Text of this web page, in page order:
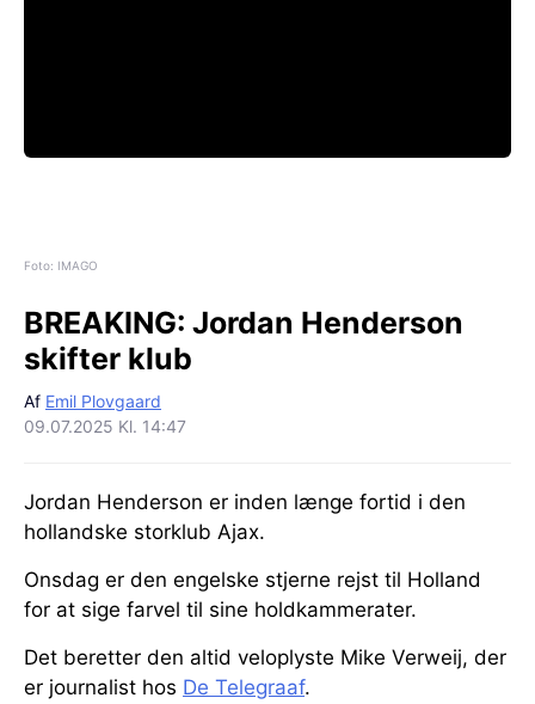
Foto: IMAGO
BREAKING: Jordan Henderson
skifter klub
Af Emil Plovgaard
09.07.2025 Kl. 14:47
Jordan Henderson er inden længe fortid i den
hollandske storklub Ajax.
Onsdag er den engelske stjerne rejst til Holland
for at sige farvel til sine holdkammerater.
Det beretter den altid veloplyste Mike Verweij, der
er journalist hos De Telegraaf.